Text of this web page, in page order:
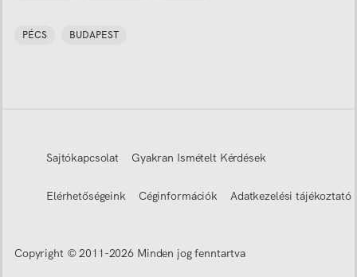
PÉCS BUDAPEST
Sajtókapcsolat Gyakran Ismételt Kérdések
Elérhetőségeink Céginformációk Adatkezelési tájékoztató
Copyright © 2011-2026 Minden jog fenntartva